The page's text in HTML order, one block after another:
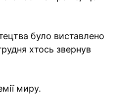
було виставлено
хтось звернув
миру.